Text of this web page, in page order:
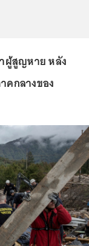
ผู้สูญหาย หลัง
คกลางของ